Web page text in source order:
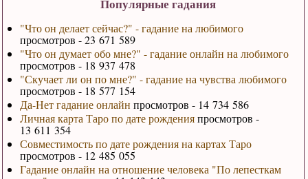
Популярные гадания
"Что он делает сейчас?" - гадание на любимого
просмотров - 23 671 589
"Что он думает обо мне?" - гадание онлайн на любимого
просмотров - 18 937 478
"Скучает ли он по мне?" - гадание на чувства любимого
просмотров - 18 577 154
Да-Нет гадание онлайн просмотров - 14 734 586
Личная карта Таро по дате рожденияпросмотров -
13 611 354
Совместимость по дате рождения на картах Таро
просмотров - 12 485 055
Гадание онлайн на отношение человека "По лепесткам